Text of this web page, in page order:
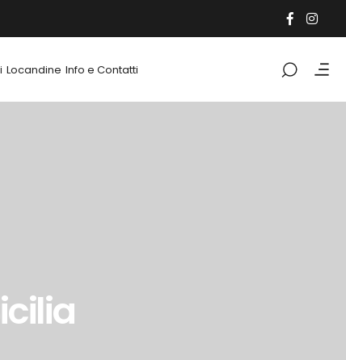
Locandine Info e Contatti